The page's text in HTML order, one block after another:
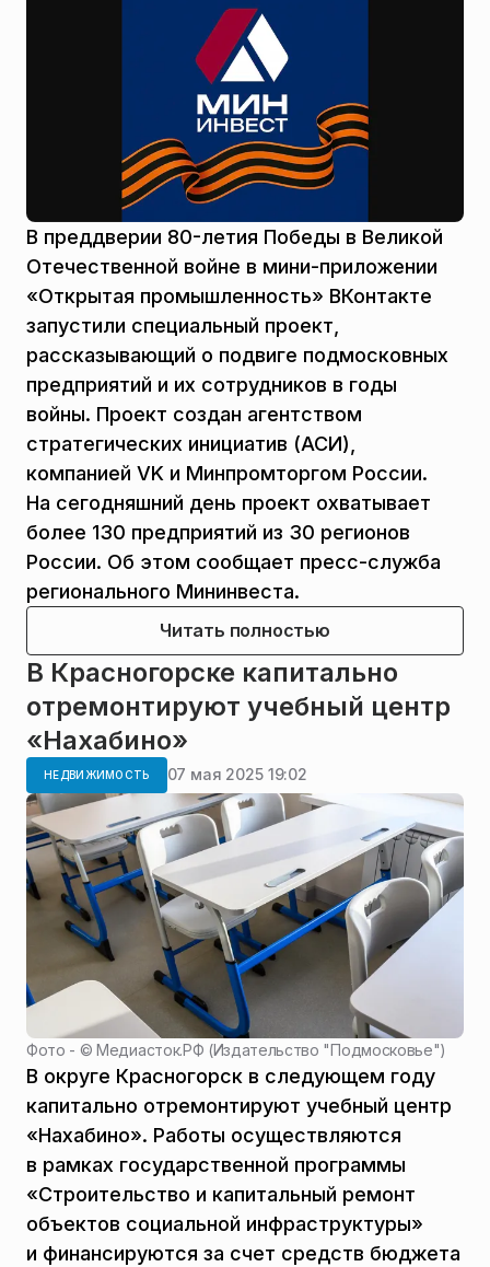
В преддверии 80-летия Победы в Великой
Отечественной войне в мини-приложении
«Открытая промышленность» ВКонтакте
запустили специальный проект,
рассказывающий о подвиге подмосковных
предприятий и их сотрудников в годы
войны. Проект создан агентством
стратегических инициатив (АСИ),
компанией VK и Минпромторгом России.
На сегодняшний день проект охватывает
более 130 предприятий из 30 регионов
России. Об этом сообщает пресс-служба
регионального Мининвеста.
Читать полностью
В Красногорске капитально
отремонтируют учебный центр
«Нахабино»
НЕДВИЖИМОСТЬ 07 мая 2025 19:02
Фото - ©Медиасток.РФ (Издательство "Подмосковье")
В округе Красногорск в следующем году
капитально отремонтируют учебный центр
«Нахабино». Работы осуществляются
в рамках государственной программы
«Строительство и капитальный ремонт
объектов социальной инфраструктуры»
и финансируются за счет средств бюджета